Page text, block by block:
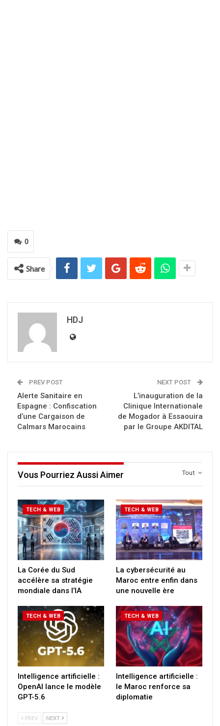
0
Share
HDJ
PREV POST
Alerte Sanitaire en
Espagne : Confiscation
d’une Cargaison de
Calmars Marocains
NEXT POST
L’inauguration de la
Clinique Internationale
de Mogador à Essaouira
par le Groupe AKDITAL
Tout
Vous Pourriez Aussi Aimer
TECH & WEB
La Corée du Sud
accélère sa stratégie
mondiale dans l’IA
TECH & WEB
La cybersécurité au
Maroc entre enfin dans
une nouvelle ère
TECH & WEB
Intelligence artificielle :
OpenAI lance le modèle
GPT-5.6
TECH & WEB
Intelligence artificielle :
le Maroc renforce sa
diplomatie
PREV NEXT